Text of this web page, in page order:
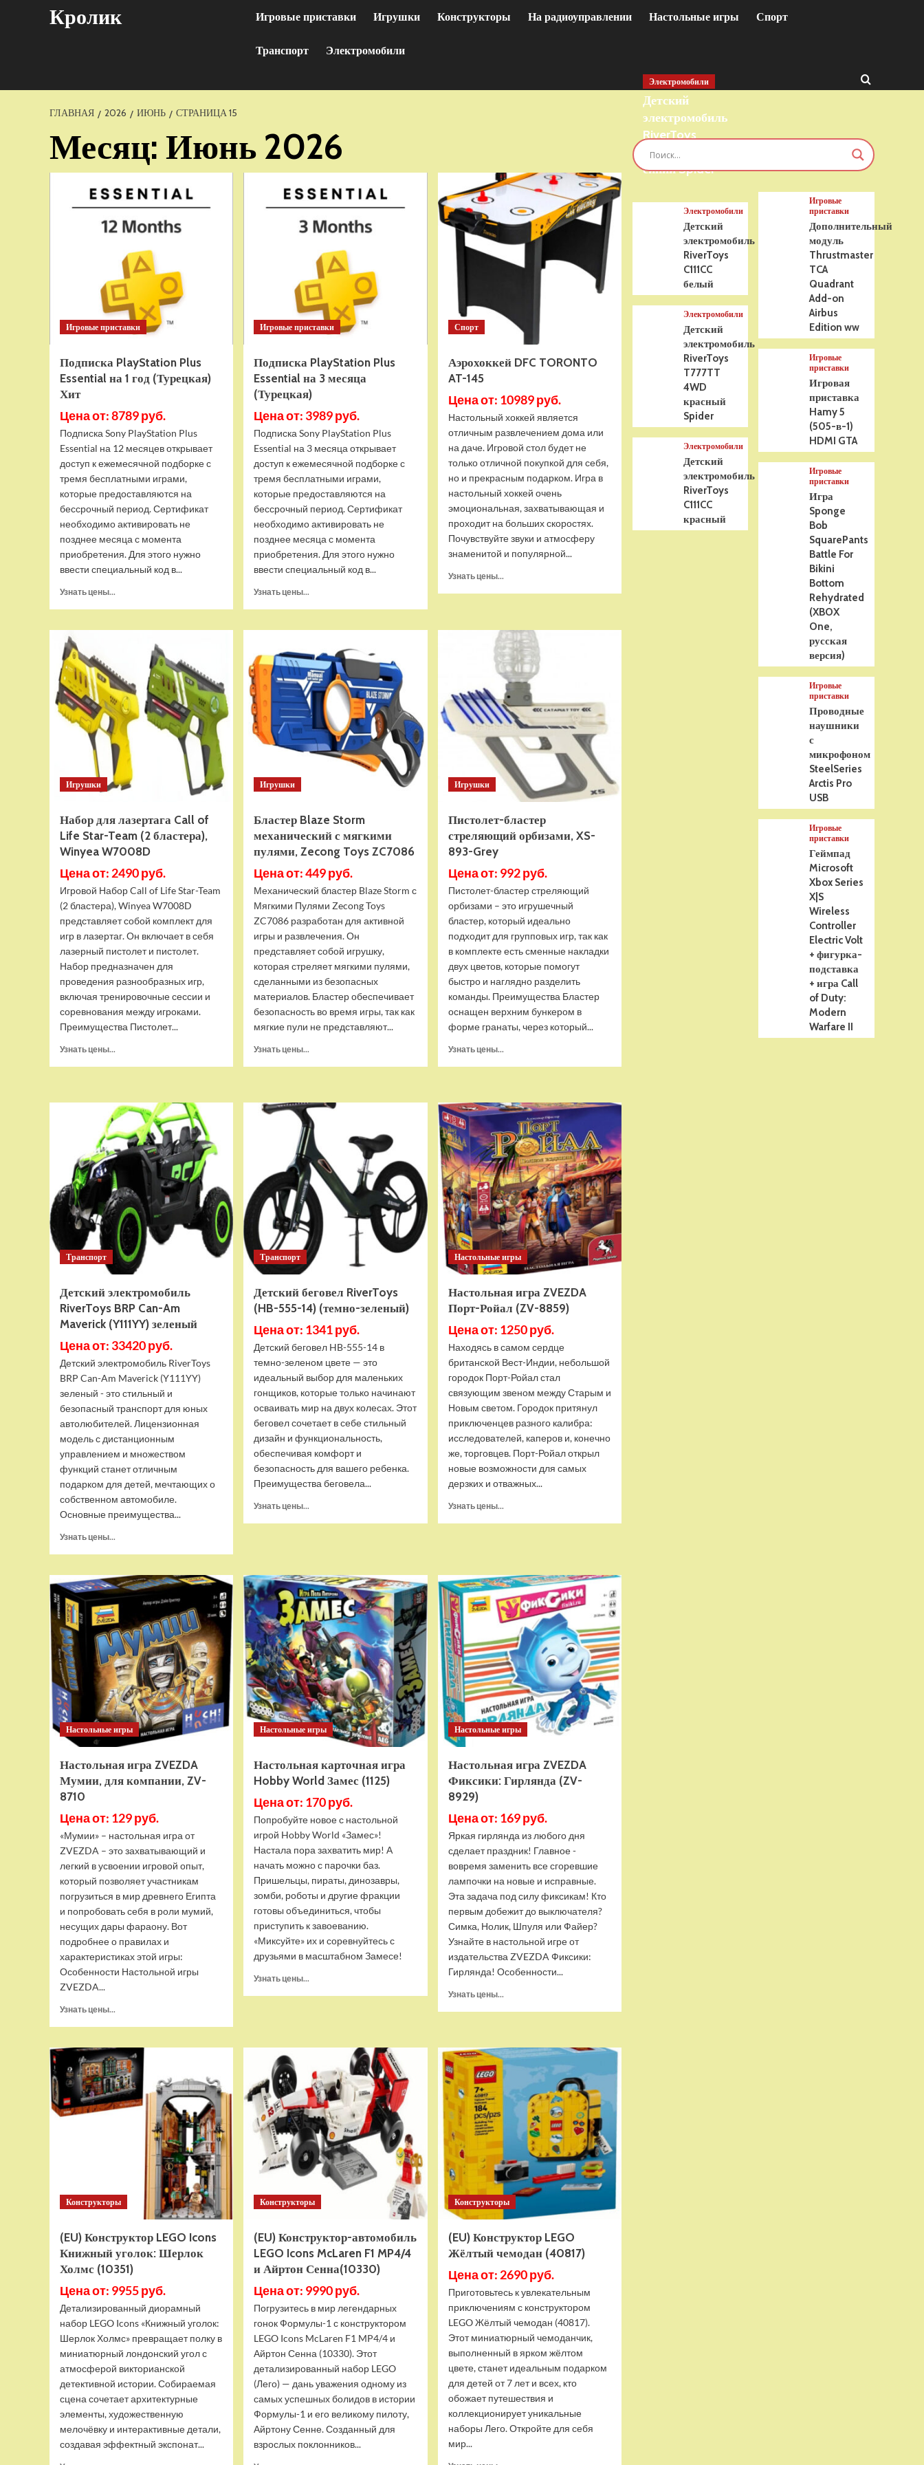
Кролик Игровые приставки Игрушки Конструкторы На радиоуправлении Настольные игры Спорт
Транспорт Электромобили
ГЛАВНАЯ 2026 ИЮНЬ СТРАНИЦА 15
Месяц: Июнь 2026
Игровые приставки
Подписка PlayStation Plus
Essential на 1 год (Турецкая)
Хит
Цена от: 8789 руб.
Подписка Sony PlayStation Plus
Essential на 12 месяцев открывает
доступ к ежемесячной подборке с
тремя бесплатными играми,
которые предоставляются на
бессрочный период. Сертификат
необходимо активировать не
позднее месяца с момента
приобретения. Для этого нужно
ввести специальный код в...
Узнать цены...
Подписка
PlayStation
на
1
год
(Турецкая)
Хит
Игровые приставки
Подписка PlayStation Plus
Essential на 3 месяца
(Турецкая)
Цена от: 3989 руб.
Подписка Sony PlayStation Plus
Essential на 3 месяца открывает
доступ к ежемесячной подборке с
тремя бесплатными играми,
которые предоставляются на
бессрочный период. Сертификат
необходимо активировать не
позднее месяца с момента
приобретения. Для этого нужно
ввести специальный код в...
Узнать цены...
Подписка
Plus
Essential
на
3
месяца
(Турецкая)
Спорт
Аэрохоккей DFC TORONTO
AT-145
Цена от: 10989 руб.
Настольный хоккей является
отличным развлечением дома или
на даче. Игровой стол будет не
только отличной покупкой для себя,
но и прекрасным подарком. Игра в
настольный хоккей очень
эмоциональная, захватывающая и
проходит на больших скоростях.
Почувствуйте звуки и атмосферу
знаменитой и популярной...
Узнать цены...
TORONTO
AT-
145
Игрушки
Набор для лазертага Call of
Life Star-Team (2 бластера),
Winyea W7008D
Цена от: 2490 руб.
Игровой Набор Call of Life Star-Team
(2 бластера), Winyea W7008D
представляет собой комплект для
игр в лазертаг. Он включает в себя
лазерный пистолет и пистолет.
Набор предназначен для
проведения разнообразных игр,
включая тренировочные сессии и
соревнования между игроками.
Преимущества Пистолет...
Узнать цены...
лазертага
of
Life
Team
(2
бластера),
Winyea
W7008D
Игрушки
Бластер Blaze Storm
механический с мягкими
пулями, Zecong Toys ZC7086
Цена от: 449 руб.
Механический бластер Blaze Storm с
Мягкими Пулями Zecong Toys
ZC7086 разработан для активной
игры и развлечения. Он
представляет собой игрушку,
которая стреляет мягкими пулями,
сделанными из безопасных
материалов. Бластер обеспечивает
безопасность во время игры, так как
мягкие пули не представляют...
Узнать цены...
Storm
механический
с
мягкими
пулями,
Zecong
Toys
ZC7086
Игрушки
Пистолет-бластер
стреляющий орбизами, XS-
893-Grey
Цена от: 992 руб.
Пистолет-бластер стреляющий
орбизами – это игрушечный
бластер, который идеально
подходит для групповых игр, так как
в комплекте есть сменные накладки
двух цветов, которые помогут
быстро и наглядно разделить
команды. Преимущества Бластер
оснащен верхним бункером в
форме гранаты, через который...
Узнать цены...
стреляющий
орбизами,
XS-
893-
Grey
Транспорт
Детский электромобиль
RiverToys BRP Can-Am
Maverick (Y111YY) зеленый
Цена от: 33420 руб.
Детский электромобиль RiverToys
BRP Can-Am Maverick (Y111YY)
зеленый - это стильный и
безопасный транспорт для юных
автолюбителей. Лицензионная
модель с дистанционным
управлением и множеством
функций станет отличным
подарком для детей, мечтающих о
собственном автомобиле.
Основные преимущества...
Узнать цены...
Детский
электромобиль
RiverToys
Can-
Am
Maverick
(Y111YY)
зеленый
Транспорт
Детский беговел RiverToys
(HB-555-14) (темно-зеленый)
Цена от: 1341 руб.
Детский беговел HB-555-14 в
темно-зеленом цвете — это
идеальный выбор для маленьких
гонщиков, которые только начинают
осваивать мир на двух колесах. Этот
беговел сочетает в себе стильный
дизайн и функциональность,
обеспечивая комфорт и
безопасность для вашего ребенка.
Преимущества беговела...
Узнать цены...
(HB-
555-
14)
(темно-
зеленый)
Настольные игры
Настольная игра ZVEZDA
Порт-Ройал (ZV-8859)
Цена от: 1250 руб.
Находясь в самом сердце
британской Вест-Индии, небольшой
городок Порт-Ройал стал
связующим звеном между Старым и
Новым светом. Городок притянул
приключенцев разного калибра:
исследователей, каперов и, конечно
же, торговцев. Порт-Ройал открыл
новые возможности для самых
дерзких и отважных...
Узнать цены...
Порт-
Ройал
(ZV-
8859)
Настольные игры
Настольная игра ZVEZDA
Мумии, для компании, ZV-
8710
Цена от: 129 руб.
«Мумии» – настольная игра от
ZVEZDA – это захватывающий и
легкий в усвоении игровой опыт,
который позволяет участникам
погрузиться в мир древнего Египта
и попробовать себя в роли мумий,
несущих дары фараону. Вот
подробнее о правилах и
характеристиках этой игры:
Особенности Настольной игры
ZVEZDA...
Узнать цены...
Настольная
игра
ZVEZDA
Мумии,
для
компании,
Настольные игры
Настольная карточная игра
Hobby World Замес (1125)
Цена от: 170 руб.
Попробуйте новое с настольной
игрой Hobby World «Замес»!
Настала пора захватить мир! А
начать можно с парочки баз.
Пришельцы, пираты, динозавры,
зомби, роботы и другие фракции
готовы объединиться, чтобы
приступить к завоеванию.
«Миксуйте» их и соревнуйтесь с
друзьями в масштабном Замесе!
Узнать цены...
World
Замес
(1125)
Настольные игры
Настольная игра ZVEZDA
Фиксики: Гирлянда (ZV-
8929)
Цена от: 169 руб.
Яркая гирлянда из любого дня
сделает праздник! Главное -
вовремя заменить все сгоревшие
лампочки на новые и исправные.
Эта задача под силу фиксикам! Кто
первым добежит до выключателя?
Симка, Нолик, Шпуля или Файер?
Узнайте в настольной игре от
издательства ZVEZDA Фиксики:
Гирлянда! Особенности...
Узнать цены...
ZVEZDA
Фиксики:
Гирлянда
(ZV-
Конструкторы
(EU) Конструктор LEGO Icons
Книжный уголок: Шерлок
Холмс (10351)
Цена от: 9955 руб.
Детализированный диорамный
набор LEGO Icons «Книжный уголок:
Шерлок Холмс» превращает полку в
миниатюрный лондонский угол с
атмосферой викторианской
детективной истории. Собираемая
сцена сочетает архитектурные
элементы, художественную
мелочёвку и интерактивные детали,
создавая эффектный экспонат...
Конструкторы
(EU) Конструктор-автомобиль
LEGO Icons McLaren F1 MP4/4
и Айртон Сенна(10330)
Цена от: 9990 руб.
Погрузитесь в мир легендарных
гонок Формулы-1 с конструктором
LEGO Icons McLaren F1 MP4/4 и
Айртон Сенна (10330). Этот
детализированный набор LEGO
(Лего) — дань уважения одному из
самых успешных болидов в истории
Формулы-1 и его великому пилоту,
Айртону Сенне. Созданный для
взрослых поклонников...
Конструкторы
(EU) Конструктор LEGO
Жёлтый чемодан (40817)
Цена от: 2690 руб.
Приготовьтесь к увлекательным
приключениям с конструктором
LEGO Жёлтый чемодан (40817).
Этот миниатюрный чемоданчик,
выполненный в ярком жёлтом
цвете, станет идеальным подарком
для детей от 7 лет и всех, кто
обожает путешествия и
коллекционирует уникальные
наборы Лего. Откройте для себя
мир...
Электромобили
Детский
электромобиль
RiverToys
T777TT 4WD
синий Spider
Электромобили
Детский
электромобиль
RiverToys
C111CC
белый
Электромобили
Детский
электромобиль
RiverToys
T777TT
4WD
красный
Spider
Электромобили
Детский
электромобиль
RiverToys
C111CC
красный
Игровые
приставки
Дополнительный
модуль
Thrustmaster
TCA
Quadrant
Add-on
Airbus
Edition ww
Игровые
приставки
Игровая
приставка
Hamy 5
(505-в-1)
HDMI GTA
Игровые
приставки
Игра
Sponge
Bob
SquarePants
Battle For
Bikini
Bottom
Rehydrated
(XBOX
One,
русская
версия)
Игровые
приставки
Проводные
наушники
с
микрофоном
SteelSeries
Arctis Pro
USB
Игровые
приставки
Геймпад
Microsoft
Xbox Series
X|S
Wireless
Controller
Electric Volt
+ фигурка-
подставка
+ игра Call
of Duty:
Modern
Warfare II